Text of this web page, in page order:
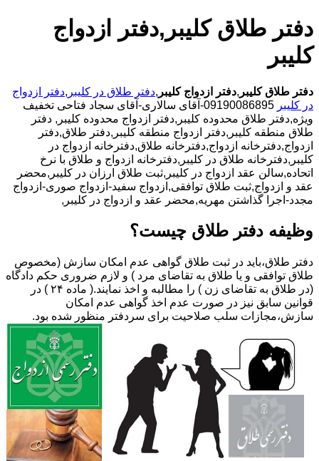
دفتر طلاق کلیبر,دفتر ازدواج
کلیبر
دفتر طلاق کلیبر ,دفتر ازدواج کلیبر ,دفتر طلاق در کلیبر ,دفتر ازدواج
در کلیبر
09190086895-آقای سالاری-آقای سجاد فتاحی تخفیف
ویژه,دفتر طلاق محدوده کلیبر,دفتر ازدواج محدوده کلیبر, دفتر
طلاق منطقه کلیبر,دفتر ازدواج منطقه کلیبر,دفتر طلاق,دفتر
ازدواج,دفترخانه ازدواج,دفترخانه طلاق,دفترخانه ازدواج در
کلیبر,دفترخانه طلاق در کلیبر,دفترخانه ازدواج و طلاق با نرخ
اتحاده,سالن عقد ازدواج در کلیبر,ثبت طلاق ارزان در کلیبر,محضر
عقد و ازدواج,ثبت طلاق توافقی,ازدواج سفید-ازدواج صوری-ازدواج
مجدد-اجرا گذاشتن مهریه,محضر عقد و ازدواج در کلیبر,
وظیفه دفتر طلاق چیست؟
دفتر طلاق،باید در ثبت طلاق گواهی عدم امکان سازش (مخصوص
طلاق توافقی و یا طلاق به تقاضای مرد ) و لازم ضروری حکم دادگاه
(در طلاق به تقاضای زن ) را مطالبه و اخذ نمایند.( ماده ۲۴ ) در
قوانین سابق نیز در صورت عدم اخذ گواهی عدم امکان
سازش،مجازات سلب صلاحیت برای سردفتر منظور شده بود.